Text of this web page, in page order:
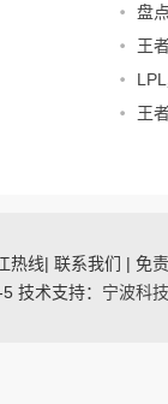
盘
王
王
热线| 联系我们 | 免
技术支持： 宁波科技